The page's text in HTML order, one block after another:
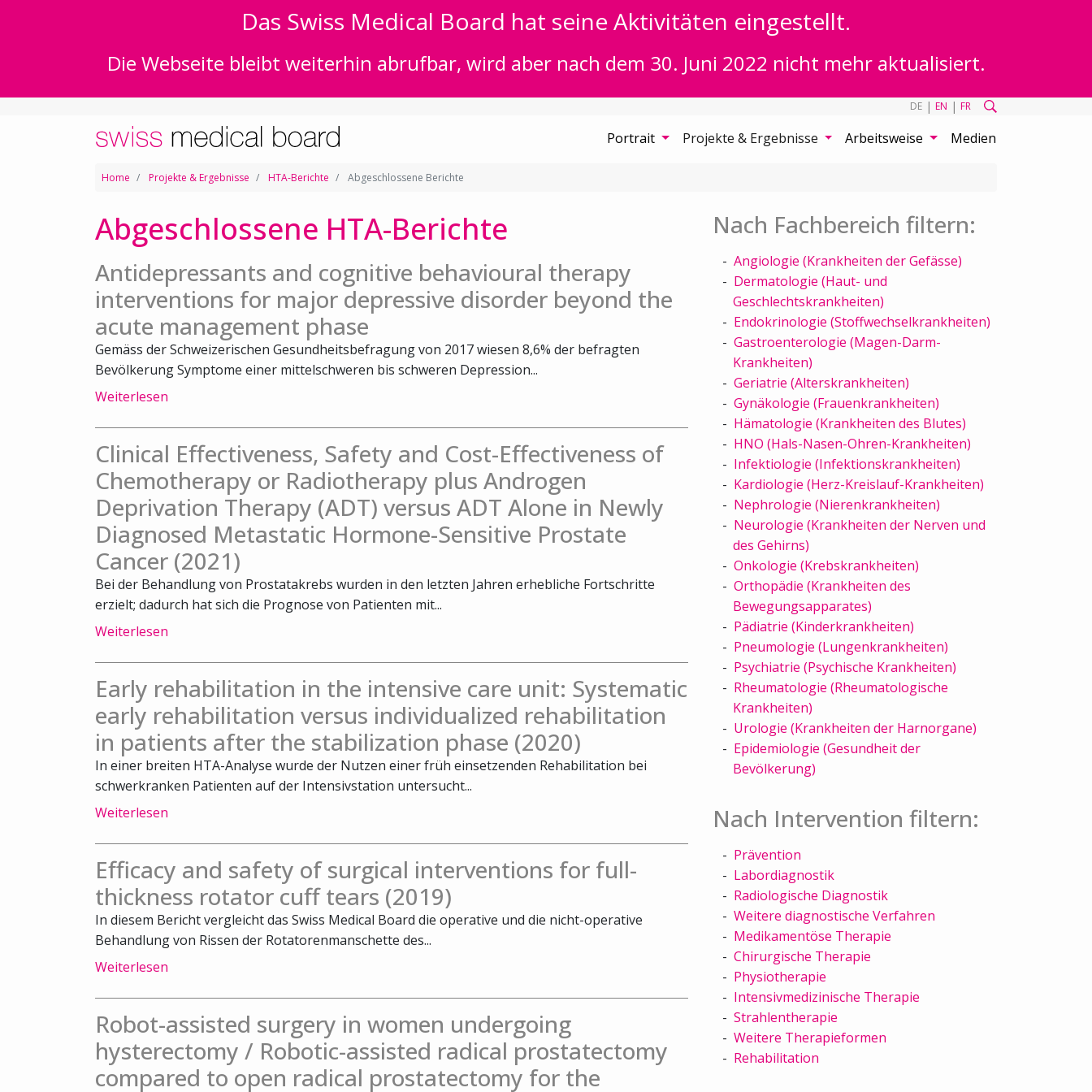
Das Swiss Medical Board hat seine Aktivitäten eingestellt.
Die Webseite bleibt weiterhin abrufbar, wird aber nach dem 30. Juni 2022 nicht mehr aktualisiert.
DE | EN | FR
Portrait Projekte & Ergebnisse Arbeitsweise Medien
Home Projekte & Ergebnisse HTA-Berichte Abgeschlossene Berichte
Abgeschlossene HTA-Berichte
Antidepressants and cognitive behavioural therapy
interventions for major depressive disorder beyond the
acute management phase
Gemäss der Schweizerischen Gesundheitsbefragung von 2017 wiesen 8,6% der befragten
Bevölkerung Symptome einer mittelschweren bis schweren Depression...
Weiterlesen
Clinical Effectiveness, Safety and Cost-Effectiveness of
Chemotherapy or Radiotherapy plus Androgen
Deprivation Therapy (ADT) versus ADT Alone in Newly
Diagnosed Metastatic Hormone-Sensitive Prostate
Cancer (2021)
Bei der Behandlung von Prostatakrebs wurden in den letzten Jahren erhebliche Fortschritte
erzielt; dadurch hat sich die Prognose von Patienten mit...
Weiterlesen
Early rehabilitation in the intensive care unit: Systematic
early rehabilitation versus individualized rehabilitation
in patients after the stabilization phase (2020)
In einer breiten HTA-Analyse wurde der Nutzen einer früh einsetzenden Rehabilitation bei
schwerkranken Patienten auf der Intensivstation untersucht...
Weiterlesen
Efficacy and safety of surgical interventions for full-
thickness rotator cuff tears (2019)
In diesem Bericht vergleicht das Swiss Medical Board die operative und die nicht-operative
Behandlung von Rissen der Rotatorenmanschette des...
Weiterlesen
Robot-assisted surgery in women undergoing
hysterectomy / Robotic-assisted radical prostatectomy
compared to open radical prostatectomy for the
Nach Fachbereich filtern:
Angiologie (Krankheiten der Gefässe)
Dermatologie (Haut- und
Geschlechtskrankheiten)
Endokrinologie (Stoffwechselkrankheiten)
Gastroenterologie (Magen-Darm-
Krankheiten)
Geriatrie (Alterskrankheiten)
Gynäkologie (Frauenkrankheiten)
Hämatologie (Krankheiten des Blutes)
HNO (Hals-Nasen-Ohren-Krankheiten)
Infektiologie (Infektionskrankheiten)
Kardiologie (Herz-Kreislauf-Krankheiten)
Nephrologie (Nierenkrankheiten)
Neurologie (Krankheiten der Nerven und
des Gehirns)
Onkologie (Krebskrankheiten)
Orthopädie (Krankheiten des
Bewegungsapparates)
Pädiatrie (Kinderkrankheiten)
Pneumologie (Lungenkrankheiten)
Psychiatrie (Psychische Krankheiten)
Rheumatologie (Rheumatologische
Krankheiten)
Urologie (Krankheiten der Harnorgane)
Epidemiologie (Gesundheit der
Bevölkerung)
Nach Intervention filtern:
Prävention
Labordiagnostik
Radiologische Diagnostik
Weitere diagnostische Verfahren
Medikamentöse Therapie
Chirurgische Therapie
Physiotherapie
Intensivmedizinische Therapie
Strahlentherapie
Weitere Therapieformen
Rehabilitation